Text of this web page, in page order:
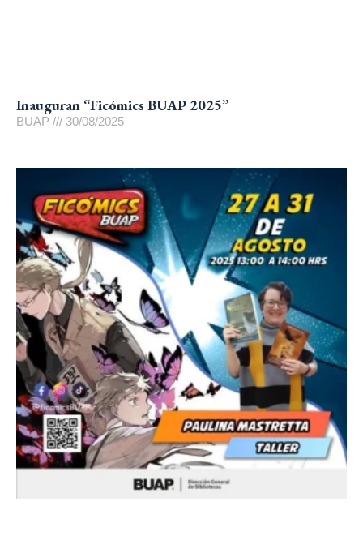
Inauguran “Ficómics BUAP 2025”
BUAP 30/08/2025